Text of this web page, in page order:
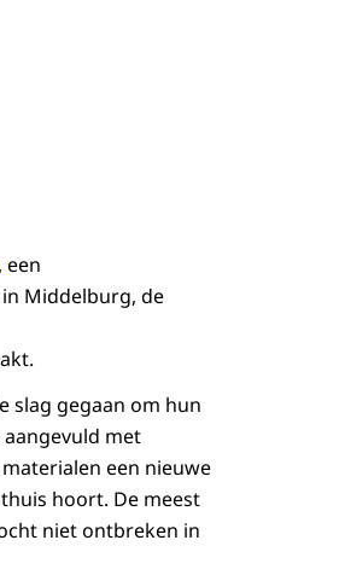
, een
Middelburg, de
slag gegaan om hun
met
een nieuwe
hoort. De meest
niet ontbreken in